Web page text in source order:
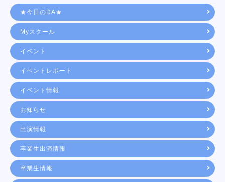
★今日のDA★
Myスクール
イベント
イベントレポート
イベント情報
お知らせ
出演情報
卒業生出演情報
卒業生情報